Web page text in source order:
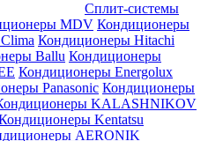
Сплит-системы
MDV Кондиционеры
Кондиционеры Hitachi
Ballu Кондиционеры
Кондиционеры Energolux
Panasonic Кондиционеры
KALASHNIKOV
Kentatsu
AERONIK